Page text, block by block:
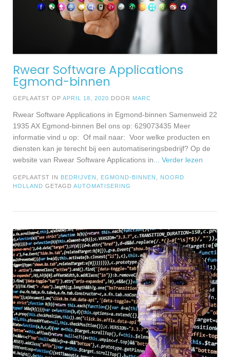
Rwear Software Applications
Egmond-binnen
GEPLAATST OP APRIL 18, 2020 DOOR MARC
Rwear Software Applications in Egmond-binnen Samenweid 22
1935 AX Egmond-binnen Bel ons op: 629073435 Meer
informatie vind u op: Of mail naar: Voor welke producten en
diensten kan je terecht bij een automatiseringsbedrijf? Op de
website van Rwear Software Applications in ... Verder lezen
GEPLAATST IN BEDRIJVEN EGMOND-BINNEN
NOORD
HOLLAND GETAGD AUTOMATISERING